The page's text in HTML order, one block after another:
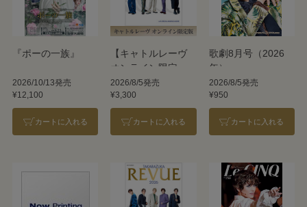
『ポーの一族』
2026/10/13発売
¥12,100
カートに入れる
【キャトルレーヴ
オンライン限定
版】TAKARAZUKA
REVUE 2026
2026/8/5発売
¥3,300
カートに入れる
歌劇8月号（2026
年）
2026/8/5発売
¥950
カートに入れる